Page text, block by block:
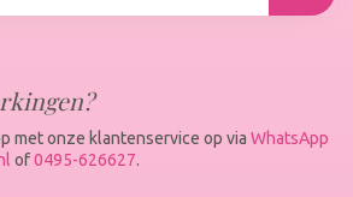
met onze klantenservice op via WhatsApp
of0495-626627.